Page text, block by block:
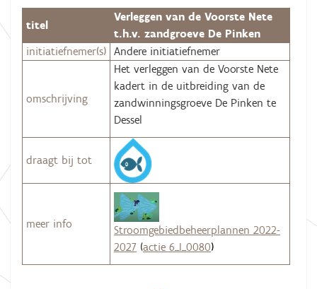
titel
Verleggen van de Voorste Nete
t.h.v. zandgroeve De Pinken
initiatiefnemer(s) Andere initiatiefnemer
omschrijving
Het verleggen van de Voorste Nete
kadert in de uitbreiding van de
zandwinningsgroeve De Pinken te
Dessel
draagt bij tot
meer info
Stroomgebiedbeheerplannen 2022-
2027 (actie 6_I_0080)